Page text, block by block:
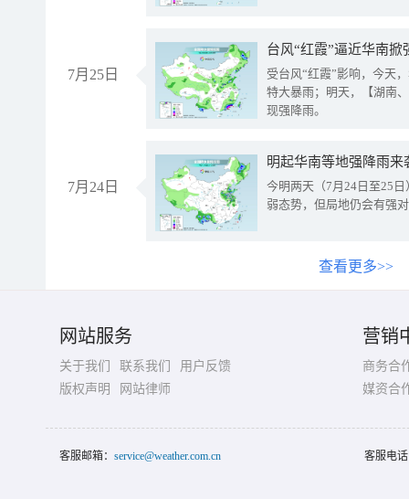
7月25日
台风“红霞”逼近华南
受台风“红霞”影响，今天
特大暴雨；明天，【湖南
现强降雨。
7月24日
明起华南等地强降雨
今明两天（7月24日至25
弱态势，但局地仍会有强
查看更多>>
网站服务
关于我们 联系我们
用户反馈
版权声明
网站律师
营销
商务合
媒资合
客服邮箱： service@weather.com.cn 客服电